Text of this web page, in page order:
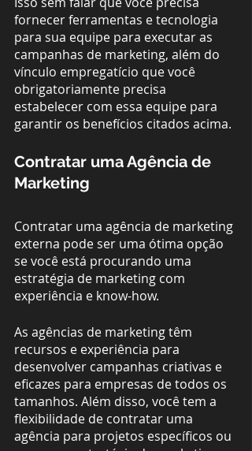
fornecer ferramentas e tecnologia
para sua equipe para executar as
campanhas de marketing, além do
vínculo empregatício que você
obrigatoriamente precisa
estabelecer com essa equipe para
garantir os benefícios citados acima.
Contratar uma Agência de
Marketing
Contratar uma agência de marketing
externa pode ser uma ótima opção
se você está procurando uma
estratégia de marketing com
experiência e know-how.
As agências de marketing têm
recursos e experiência para
desenvolver campanhas criativas e
eficazes para empresas de todos os
tamanhos. Além disso, você tem a
flexibilidade de contratar uma
agência para projetos específicos ou